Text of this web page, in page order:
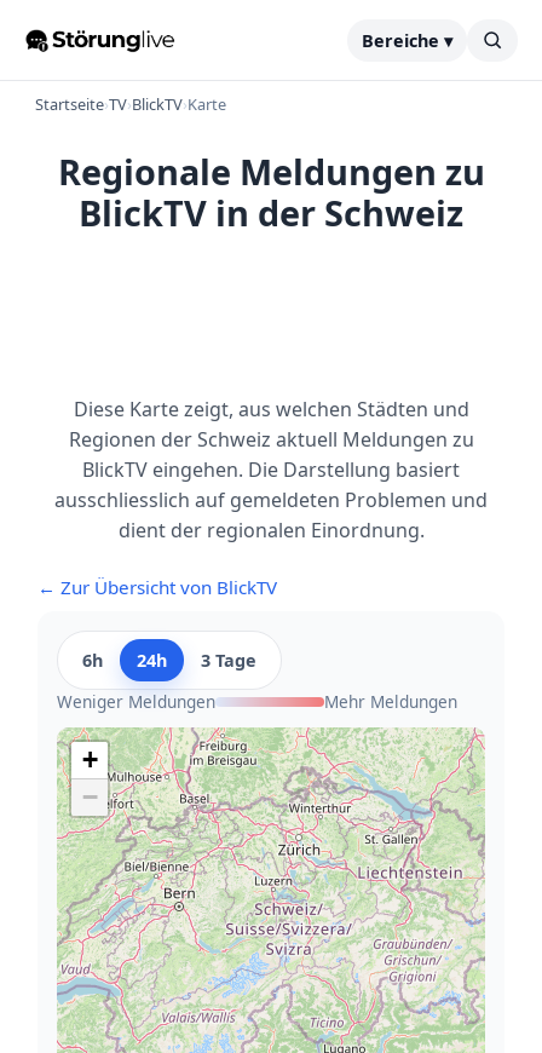
Bereiche ▾
Startseite›TV›BlickTV›Karte
Regionale Meldungen zu
BlickTV in der Schweiz
Diese Karte zeigt, aus welchen Städten und
Regionen der Schweiz aktuell Meldungen zu
BlickTV eingehen. Die Darstellung basiert
ausschliesslich auf gemeldeten Problemen und
dient der regionalen Einordnung.
← Zur Übersicht von BlickTV
6h 24h
3 Tage
Weniger Meldungen
Mehr Meldungen
+
−